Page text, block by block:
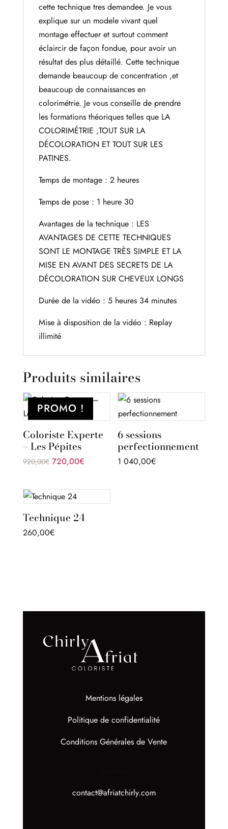
cette technique tres demandee. Je vous
explique sur un modele vivant quel
montage effectuer et surtout comment
éclaircir de façon fondue, pour avoir un
résultat des plus détaillé. Cette technique
demande beaucoup de concentration ,et
beaucoup de connaissances en
colorimétrie. Je vous conseille de prendre
les formations théoriques telles que LA
COLORIMÉTRIE ,TOUT SUR LA
DÉCOLORATION ET TOUT SUR LES
PATINES.
Temps de montage : 2 heures
Temps de pose : 1 heure 30
Avantages de la technique : LES
AVANTAGES DE CETTE TECHNIQUES
SONT LE MONTAGE TRÈS SIMPLE ET LA
MISE EN AVANT DES SECRETS DE LA
DÉCOLORATION SUR CHEVEUX LONGS
Durée de la vidéo : 5 heures 34 minutes
Mise à disposition de la vidéo : Replay
illimité
Produits similaires
PROMO !
Coloriste Experte
– Les Pépites
920,00€ Le
initial
était :
920,00€.
720,00€Le
actuel
est :
720,00€.
6 sessions
perfectionnement
1 040,00€
Technique 24
260,00€
Mentions légales
Politique de confidentialité
Conditions Générales de Vente
contact@afriatchirly.com